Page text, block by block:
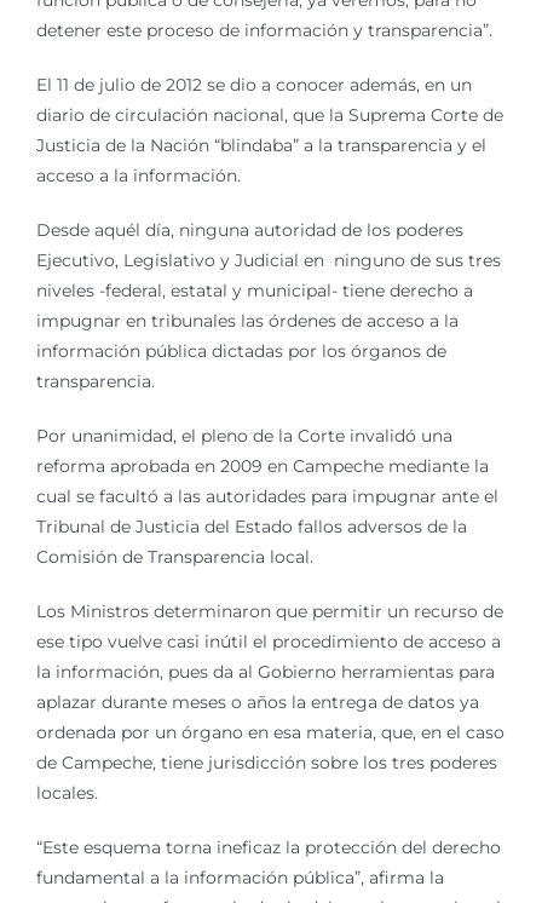
detener este proceso de información y transparencia”.
El 11 de julio de 2012 se dio a conocer además, en un
diario de circulación nacional, que la Suprema Corte de
Justicia de la Nación “blindaba” a la transparencia y el
acceso a la información.
Desde aquél día, ninguna autoridad de los poderes
Ejecutivo, Legislativo y Judicial en ninguno de sus tres
niveles -federal, estatal y municipal- tiene derecho a
impugnar en tribunales las órdenes de acceso a la
información pública dictadas por los órganos de
transparencia.
Por unanimidad, el pleno de la Corte invalidó una
reforma aprobada en 2009 en Campeche mediante la
cual se facultó a las autoridades para impugnar ante el
Tribunal de Justicia del Estado fallos adversos de la
Comisión de Transparencia local.
Los Ministros determinaron que permitir un recurso de
ese tipo vuelve casi inútil el procedimiento de acceso a
la información, pues da al Gobierno herramientas para
aplazar durante meses o años la entrega de datos ya
ordenada por un órgano en esa materia, que, en el caso
de Campeche, tiene jurisdicción sobre los tres poderes
locales.
“Este esquema torna ineficaz la protección del derecho
fundamental a la información pública”, afirma la